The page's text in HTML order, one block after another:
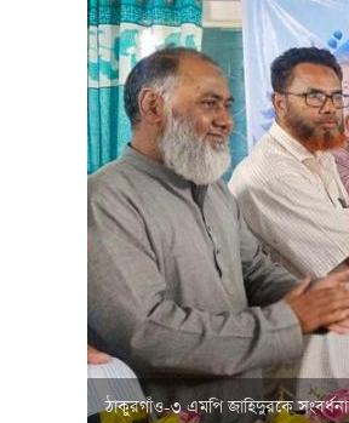
ঠাকুরগাঁও-৩ এমপি জাহিদুরকে সংবর্ধনা